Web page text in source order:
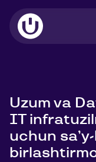
Uzum va
IT
uchun